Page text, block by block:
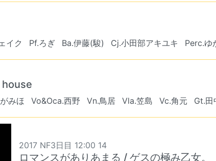
イク Pf.ろぎ Ba.伊藤(駿) Cj.小田部アキユキ Perc.ゆ
house
みほ Vo&Oca.西野 Vn.鳥居 Vla.笠島 Vc.角元 Gt.田
2017 NF3日目 12:00 14
ロマンスがありあまる / ゲスの極み乙女。